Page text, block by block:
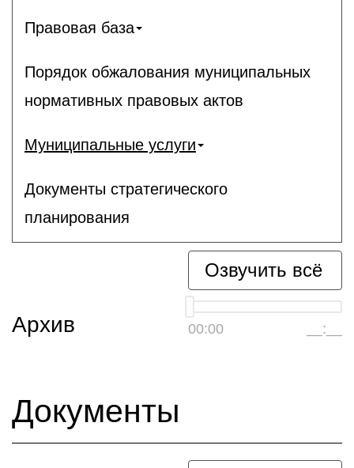
Правовая база
Порядок обжалования муниципальных
нормативных правовых актов
Муниципальные услуги
Документы стратегического
планирования
Озвучить всё
00:00 __:__
Архив
Документы